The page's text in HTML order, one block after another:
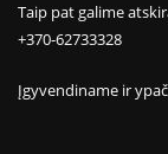
Taip pat galime
+370-62733328
Įgyvendiname ir